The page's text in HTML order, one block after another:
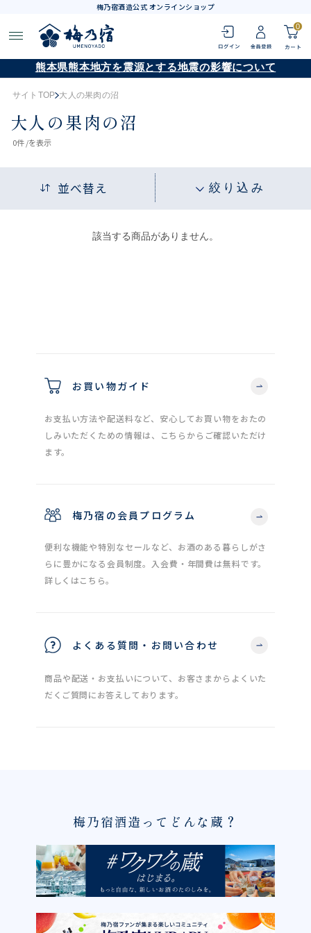
梅乃宿酒造公式 オンラインショップ
0
熊本県熊本地方を震源とする地震の影響について
サイトTOP 大人の果肉の沼
大人の果肉の沼
0件 /を表示
並べ替え 絞り込み
該当する商品がありません。
お買い物ガイド
お支払い方法や配送料など、安心してお買い物をおたの
しみいただくための情報は、こちらからご確認いただけ
ます。
梅乃宿の会員プログラム
便利な機能や特別なセールなど、お酒のある暮らしがさ
らに豊かになる会員制度。入会費・年間費は無料です。
詳しくはこちら。
よくある質問・お問い合わせ
商品や配送・お支払いについて、お客さまからよくいた
だくご質問にお答えしております。
梅乃宿酒造ってどんな蔵？